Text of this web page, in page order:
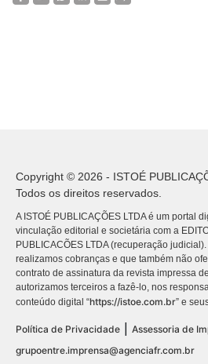
Copyright © 2026 - ISTOÉ
Todos os direitos reservados.
A ISTOÉ PUBLICAÇÕES LTDA é um portal
vinculação editorial e societária com a
PUBLICACÕES LTDA (recuperação
realizamos cobranças e que também não
contrato de assinatura da revista impressa
autorizamos terceiros a fazê-lo, nos
conteúdo digital “https://istoe.com.br” e
Política de Privacidade
Assessoria de
grupoentre.imprensa@agenciafr.com.br